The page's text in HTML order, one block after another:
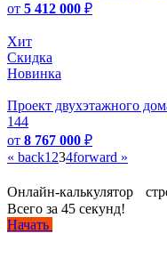
от 5 412 000 ₽
Хит
Скидка
Новинка
Проект двухэтажного
144
от 8 767 000 ₽
« back1 234forward »
Онлайн-калькулятор
Всего за 45 секунд!
Начать